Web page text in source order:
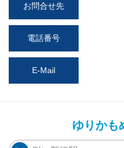
お問合せ先
電話番号
E-Mail
ゆりかも